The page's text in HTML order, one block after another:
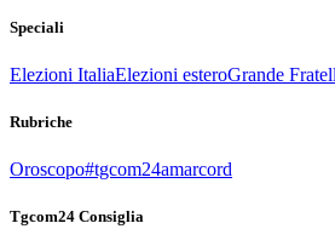
Speciali
Elezioni ItaliaElezioni esteroGrande
Rubriche
Oroscopo#tgcom24amarcord
Tgcom24 Consiglia